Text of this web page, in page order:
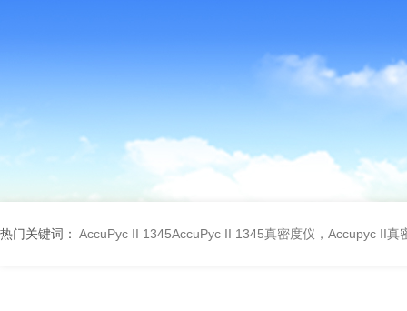
热门关键词： AccuPyc II 1345AccuPyc II 1345真密度仪，Accupyc II真